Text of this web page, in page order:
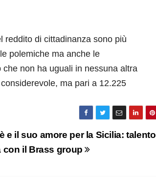
reddito di cittadinanza sono più
polemiche ma anche le
non ha uguali in nessuna altra
ma pari a 12.225
e il suo amore per la Sicilia: talento
con il Brass group